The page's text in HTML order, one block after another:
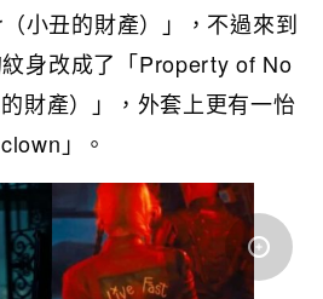
小丑的財產）」，不過來到
身改成了「Property of No
財產）」，外套上更有一怡
」。